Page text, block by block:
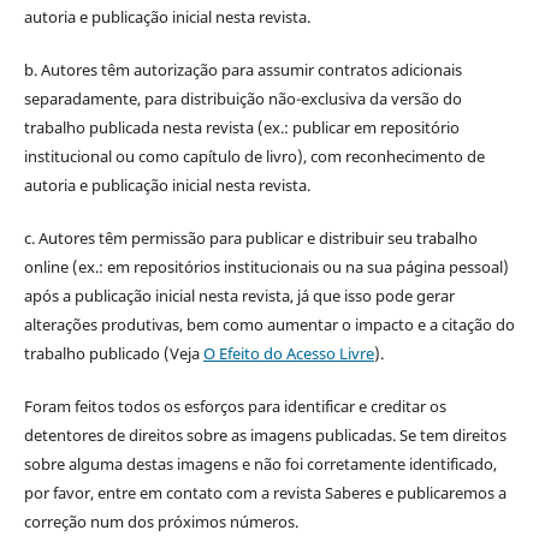
autoria e publicação inicial nesta revista.
b. Autores têm autorização para assumir contratos adicionais
separadamente, para distribuição não-exclusiva da versão do
trabalho publicada nesta revista (ex.: publicar em repositório
institucional ou como capítulo de livro), com reconhecimento de
autoria e publicação inicial nesta revista.
c. Autores têm permissão para publicar e distribuir seu trabalho
online (ex.: em repositórios institucionais ou na sua página pessoal)
após a publicação inicial nesta revista, já que isso pode gerar
alterações produtivas, bem como aumentar o impacto e a citação do
trabalho publicado (VejaO Efeito do Acesso Livre).
Foram feitos todos os esforços para identificar e creditar os
detentores de direitos sobre as imagens publicadas. Se tem direitos
sobre alguma destas imagens e não foi corretamente identificado,
por favor, entre em contato com a revista Saberes e publicaremos a
correção num dos próximos números.